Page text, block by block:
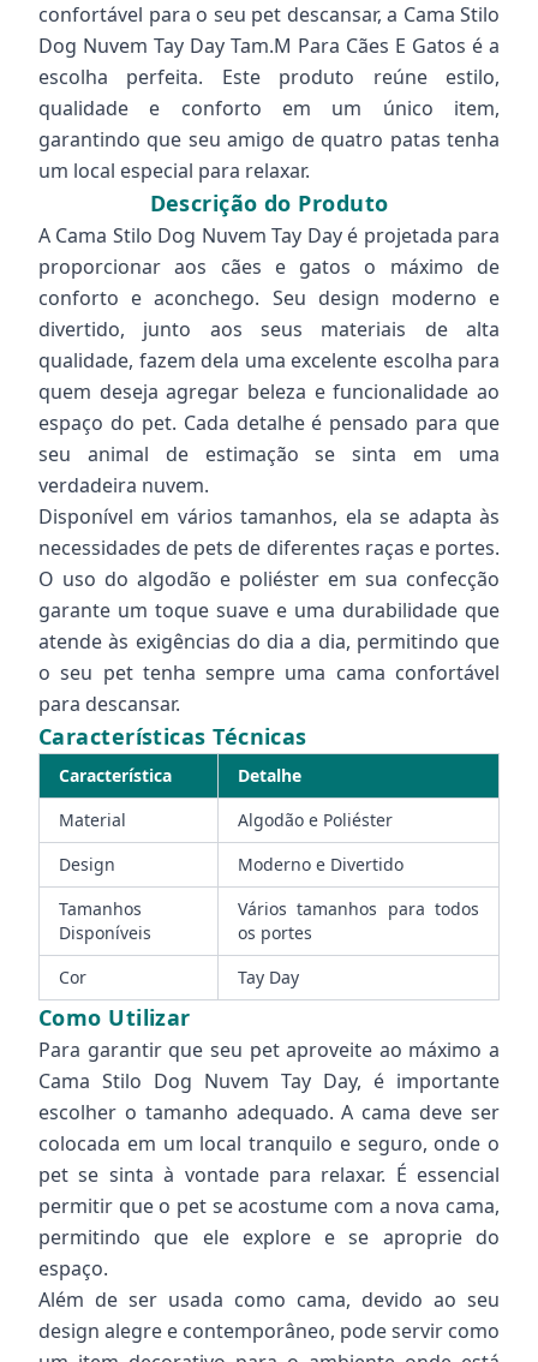
confortável para o seu pet descansar, a Cama Stilo
Dog Nuvem Tay Day Tam.M Para Cães E Gatos é a
escolha perfeita. Este produto reúne estilo,
qualidade e conforto em um único item,
garantindo que seu amigo de quatro patas tenha
um local especial para relaxar.
Descrição do Produto
A Cama Stilo Dog Nuvem Tay Day é projetada para
proporcionar aos cães e gatos o máximo de
conforto e aconchego. Seu design moderno e
divertido, junto aos seus materiais de alta
qualidade, fazem dela uma excelente escolha para
quem deseja agregar beleza e funcionalidade ao
espaço do pet. Cada detalhe é pensado para que
seu animal de estimação se sinta em uma
verdadeira nuvem.
Disponível em vários tamanhos, ela se adapta às
necessidades de pets de diferentes raças e portes.
O uso do algodão e poliéster em sua confecção
garante um toque suave e uma durabilidade que
atende às exigências do dia a dia, permitindo que
o seu pet tenha sempre uma cama confortável
para descansar.
Características Técnicas
Característica
Detalhe
Material
Algodão e Poliéster
Design
Moderno e Divertido
Tamanhos
Disponíveis
Vários tamanhos para todos
os portes
Cor
Tay Day
Como Utilizar
Para garantir que seu pet aproveite ao máximo a
Cama Stilo Dog Nuvem Tay Day, é importante
escolher o tamanho adequado. A cama deve ser
colocada em um local tranquilo e seguro, onde o
pet se sinta à vontade para relaxar. É essencial
permitir que o pet se acostume com a nova cama,
permitindo que ele explore e se aproprie do
espaço.
Além de ser usada como cama, devido ao seu
design alegre e contemporâneo, pode servir como